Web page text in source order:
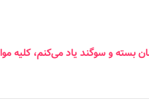
بسته و سوگند یاد می‌کنم، کلیه